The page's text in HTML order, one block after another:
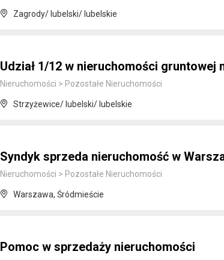
Zagrody/ lubelski/ lubelskie
Udział 1/12 w nieruchomości gruntowej
Nieruchomości > Pozostałe Nieruchomości
Strzyżewice/ lubelski/ lubelskie
Syndyk sprzeda nieruchomość w
Nieruchomości > Pozostałe Nieruchomości
Warszawa, Śródmieście
Pomoc w sprzedaży nieruchomości